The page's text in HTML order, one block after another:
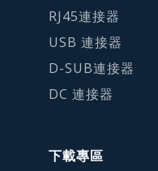
RJ45連接器
USB 連接器
D-SUB連接器
DC 連接器
下載專區